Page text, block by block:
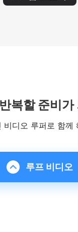
복할 준비가
비디오 루퍼로 함께
루프 비디오